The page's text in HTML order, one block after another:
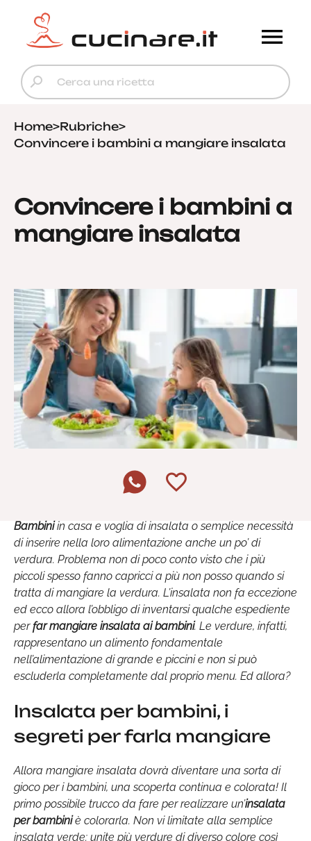
Home>Rubriche>
Convincere i bambini a mangiare insalata
Convincere i bambini a
mangiare insalata
Bambiniin casa e voglia di insalata o semplice necessità
di inserire nella loro alimentazione anche un po’ di
verdura. Problema non di poco conto visto che i più
piccoli spesso fanno capricci a più non posso quando si
tratta di mangiare la verdura. L’insalata non fa eccezione
ed ecco allora l’obbligo di inventarsi qualche espediente
perfar mangiare insalata ai bambini. Le verdure, infatti,
rappresentano un alimento fondamentale
nell’alimentazione di grande e piccini e non si può
escluderla completamente dal proprio menu. Ed allora?
Insalata per bambini, i
segreti per farla mangiare
Allora mangiare insalata dovrà diventare una sorta di
gioco per i bambini, una scoperta continua e colorata! Il
primo possibile trucco da fare per realizzare un’insalata
per bambiniè colorarla. Non vi limitate alla semplice
insalata verde: unite più verdure di diverso colore così